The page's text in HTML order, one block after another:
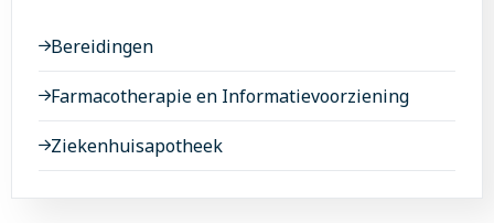
Bereidingen
Farmacotherapie en Informatievoorziening
Ziekenhuisapotheek